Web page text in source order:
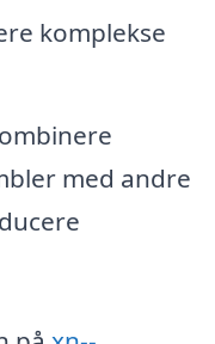
komplekse
med andre